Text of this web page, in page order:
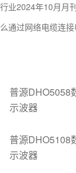
业2024年10月月
通过网络电缆连接
普源DHO5058
示波器
普源DHO5108
示波器